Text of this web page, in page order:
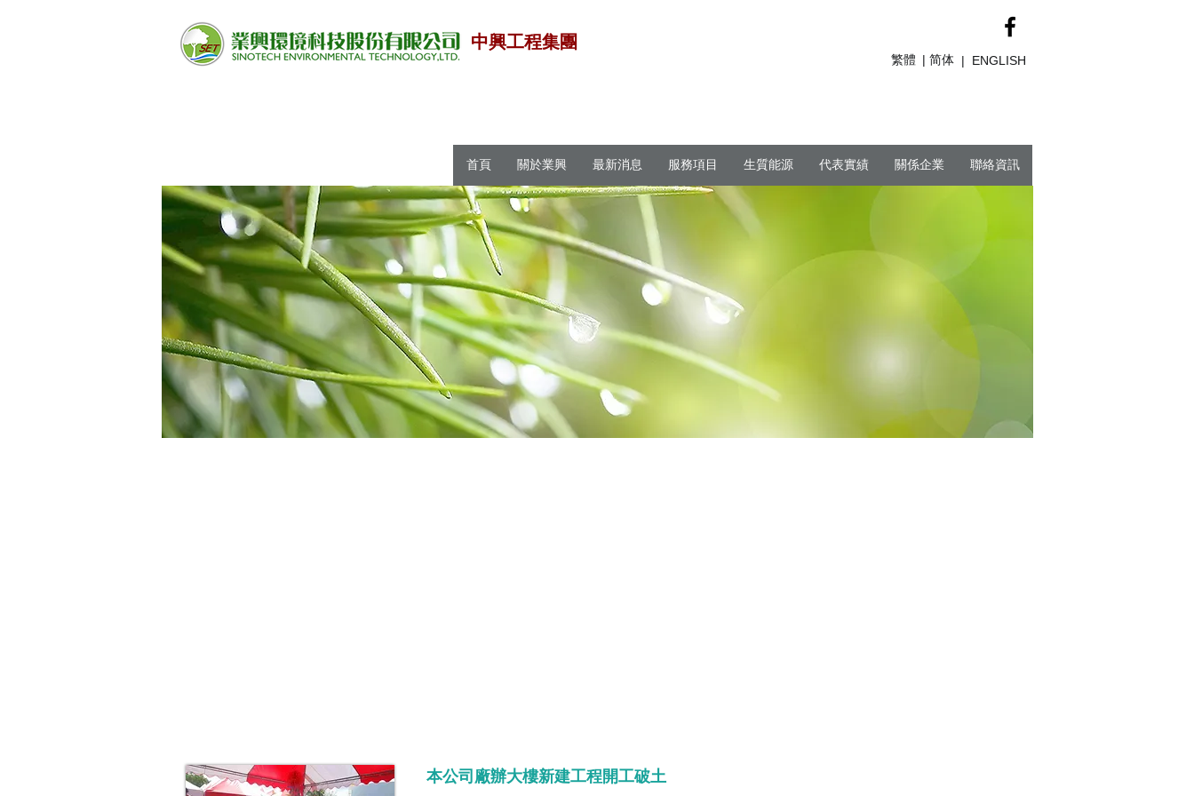
中興工程集團
繁體 | 简体 | ENGLISH
首頁 關於業興 最新消息 服務項目 生質能源 代表實績 關係企業 聯絡資訊
本公司廠辦大樓新建工程開工破土